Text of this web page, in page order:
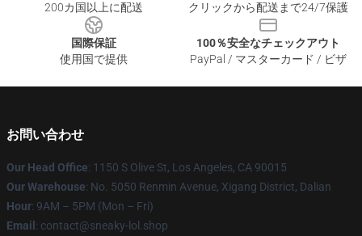
200カ国以上に配送
クリックから配送まで24/7保護
国際保証
使用国で提供
100％安全なチェックアウト
PayPal / マスターカード / ビザ
お問い合わせ
Our Head Office: 1150 S Olive St, Los Angeles, CA 90015
Our Warehouse: No. 5050 Renmin Avenue, Xigang District, Dalian
Hour: 9AM – 5PM (Mon – Fri)
Email : contact@sneaky-lol.shop